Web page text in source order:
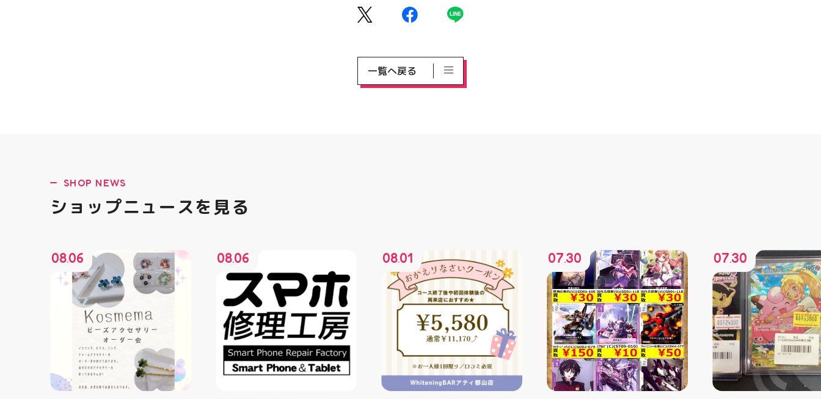
一覧へ戻る
SHOP NEWS
ショップニュースを見る
08.06 08.06 08.01 07.30 07.30